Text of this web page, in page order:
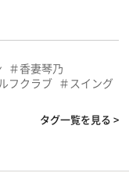
香妻琴乃
フクラブ
スイング
タグ一覧を見る >